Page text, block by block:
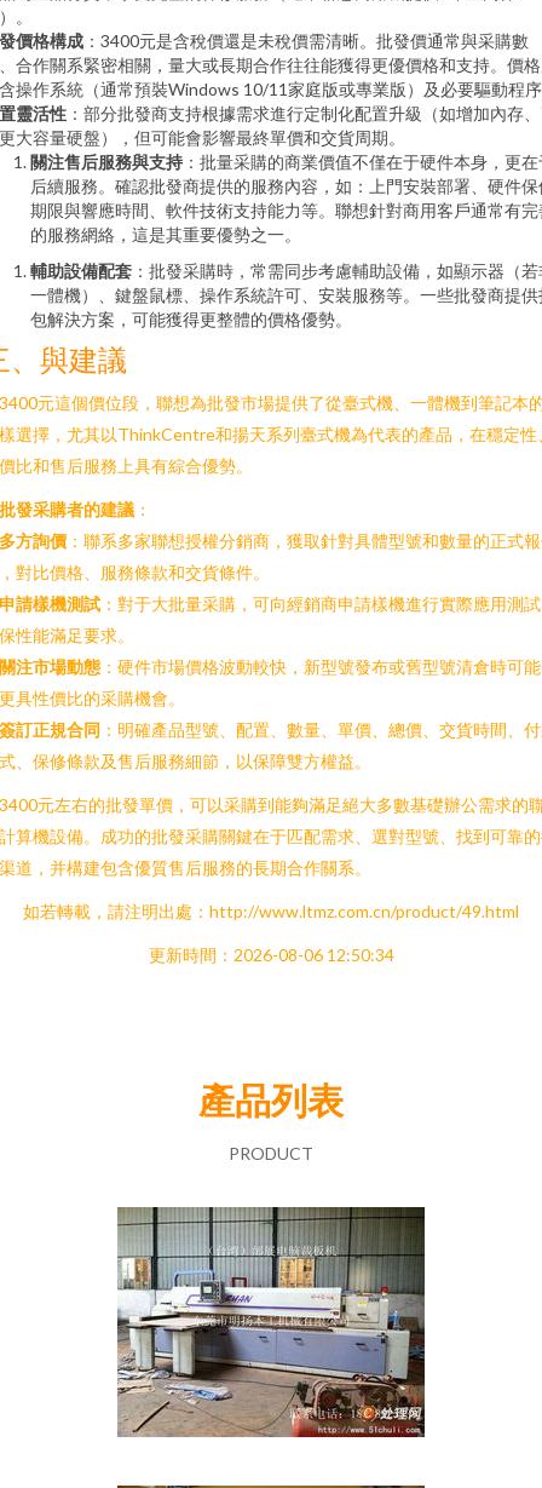
。
價格構成 ：3400元是含稅價還是未稅價需清晰。批發價通常與采購數
合作關系緊密相關，量大或長期合作往往能獲得更優價格和支持。價
操作系統（通常預裝Windows 10/11家庭版或專業版）及必要驅動程
靈活性 ：部分批發商支持根據需求進行定制化配置升級（如增加內存
大容量硬盤），但可能會影響最終單價和交貨周期。
關注售后服務與支持 ：批量采購的商業價值不僅在于硬件本身，更
后續服務。確認批發商提供的服務內容，如：上門安裝部署、硬件保
期限與響應時間、軟件技術支持能力等。聯想針對商用客戶通常有完
的服務網絡，這是其重要優勢之一。
輔助設備配套 ：批發采購時，常需同步考慮輔助設備，如顯示器（若
一體機）、鍵盤鼠標、操作系統許可、安裝服務等。一些批發商提供
包解決方案，可能獲得更整體的價格優勢。
、與建議
元這個價位段，聯想為批發市場提供了從臺式機、一體機到筆記本
選擇，尤其以ThinkCentre和揚天系列臺式機為代表的產品，在穩定性
比和售后服務上具有綜合優勢。
發采購者的建議 ：
多方詢價 ：聯系多家聯想授權分銷商，獲取針對具體型號和數量的正式
對比價格、服務條款和交貨條件。
申請樣機測試 ：對于大批量采購，可向經銷商申請樣機進行實際應用測
性能滿足要求。
關注市場動態 ：硬件市場價格波動較快，新型號發布或舊型號清倉時可
具性價比的采購機會。
簽訂正規合同 ：明確產品型號、配置、數量、單價、總價、交貨時間、
、保修條款及售后服務細節，以保障雙方權益。
元左右的批發單價，可以采購到能夠滿足絕大多數基礎辦公需求的
算機設備。成功的批發采購關鍵在于匹配需求、選對型號、找到可靠
道，并構建包含優質售后服務的長期合作關系。
如若轉載，請注明出處：http://www.ltmz.com.cn/product/49.html
更新時間：2026-08-06 12:50:34
產品列表
PRODUCT